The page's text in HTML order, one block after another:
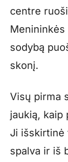
centre
sodybą
skonį.
Visų pirma
jaukią, kaip
Ji išskirtinė
spalva ir iš